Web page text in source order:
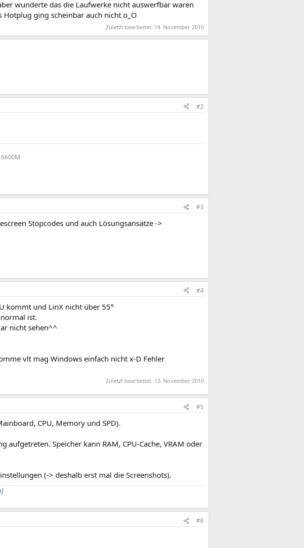
wunderte das die Laufwerke nicht auswerfbar waren
ging scheinbar auch nicht o_O
Zuletzt bearbeitet: 14. November 2010
#2
6600M
#3
Stopcodes und auch Lösungsansätze ->
#4
kommt und LinX nicht über 55°
ist.
nicht sehen^^
vlt mag Windows einfach nicht x-D Fehler
Zuletzt bearbeitet: 13. November 2010
#5
CPU, Memory und SPD).
aufgetreten. Speicher kann RAM, CPU-Cache, VRAM oder
(-> deshalb erst mal die Screenshots).
#6